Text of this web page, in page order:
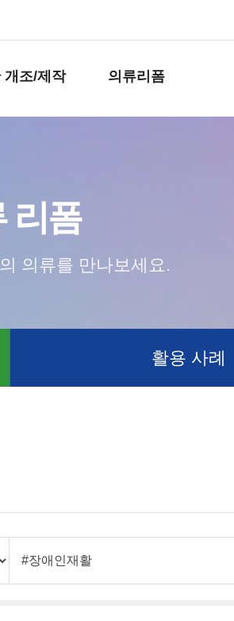
개조/제작 의류리폼
리폼
의류를 만나보세요.
활용 사례